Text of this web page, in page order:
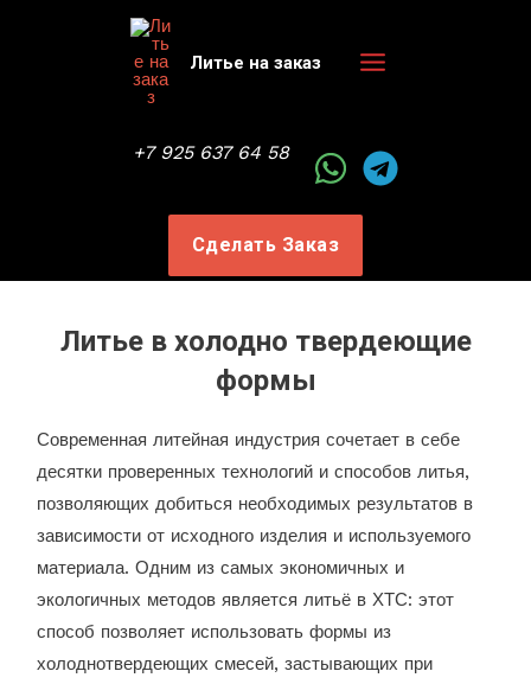
Литье на заказ
+7 925 637 64 58
Сделать Заказ
Литье в холодно твердеющие
формы
Современная литейная индустрия сочетает в себе
десятки проверенных технологий и способов литья,
позволяющих добиться необходимых результатов в
зависимости от исходного изделия и используемого
материала. Одним из самых экономичных и
экологичных методов является литьё в ХТС: этот
способ позволяет использовать формы из
холоднотвердеющих смесей, застывающих при